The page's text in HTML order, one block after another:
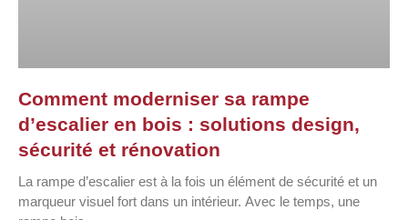
Comment moderniser sa rampe
d’escalier en bois : solutions design,
sécurité et rénovation
La rampe d’escalier est à la fois un élément de sécurité et un
marqueur visuel fort dans un intérieur. Avec le temps, une